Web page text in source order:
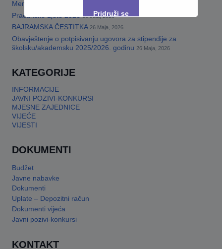
Memorijalni turnir„Šefko Mutapčić“
Pračansko Ljeto 2026 13 Jula, 2026
BAJRAMSKA ČESTITKA 26 Maja, 2026
Obavještenje o potpisivanju ugovora za stipendije za
školsku/akademsku 2025/2026. godinu 26 Maja, 2026
KATEGORIJE
INFORMACIJE
JAVNI POZIVI-KONKURSI
MJESNE ZAJEDNICE
VIJEĆE
VIJESTI
DOKUMENTI
Budžet
Javne nabavke
Dokumenti
Uplate – Depozitni račun
Dokumenti vijeća
Javni pozivi-konkursi
KONTAKT
Pridruži se
This will close in 17 seconds